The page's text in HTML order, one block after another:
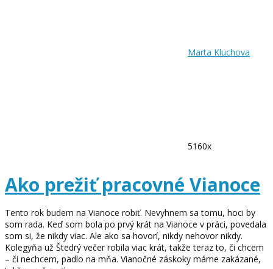
Marta Kluchova
5160x
Ako prežiť pracovné Vianoce
Tento rok budem na Vianoce robiť. Nevyhnem sa tomu, hoci by
som rada. Keď som bola po prvý krát na Vianoce v práci, povedala
som si, že nikdy viac. Ale ako sa hovorí, nikdy nehovor nikdy.
Kolegyňa už Štedrý večer robila viac krát, takže teraz to, či chcem
– či nechcem, padlo na mňa. Vianočné záskoky máme zakázané,